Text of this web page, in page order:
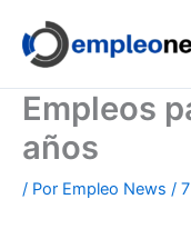
contenido
Empleos
años
/ Por Empleo News /